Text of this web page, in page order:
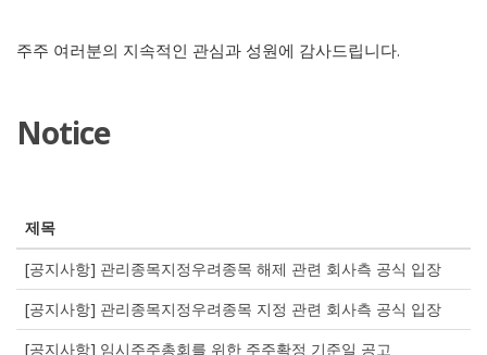
주주 여러분의 지속적인 관심과 성원에 감사드립니다.
Notice
제목
[공지사항] 관리종목지정우려종목 해제 관련 회사측 공식 입장
[공지사항] 관리종목지정우려종목 지정 관련 회사측 공식 입장
[공지사항] 임시주주총회를 위한 주주확정 기준일 공고